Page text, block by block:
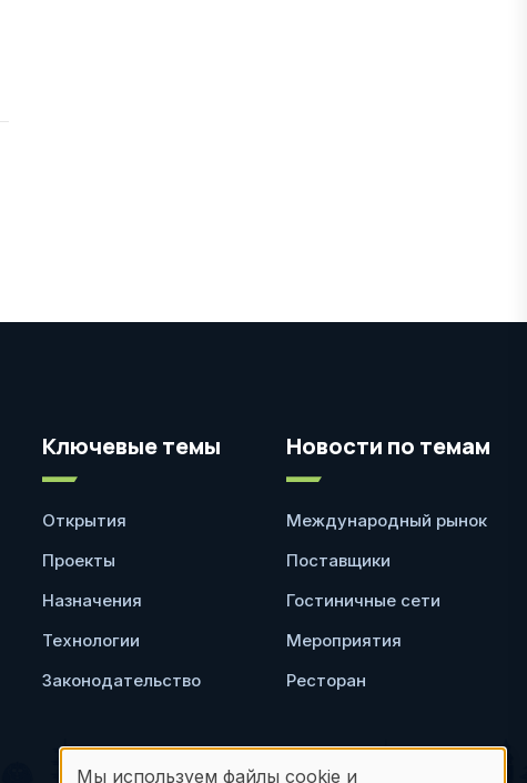
Ключевые темы
Открытия
Проекты
Назначения
Технологии
Законодательство
Новости по темам
Международный рынок
Поставщики
Гостиничные сети
Мероприятия
Ресторан
Мы используем файлы cookie и